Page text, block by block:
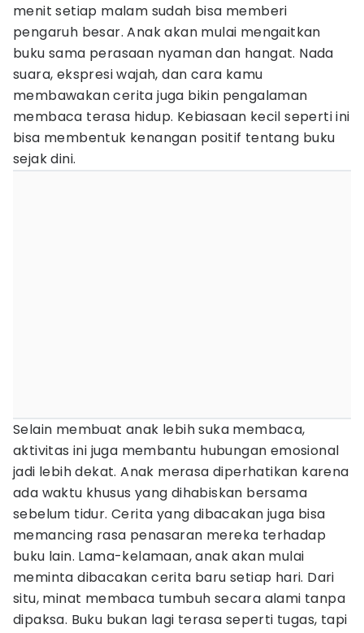
menit setiap malam sudah bisa memberi
pengaruh besar. Anak akan mulai mengaitkan
buku sama perasaan nyaman dan hangat. Nada
suara, ekspresi wajah, dan cara kamu
membawakan cerita juga bikin pengalaman
membaca terasa hidup. Kebiasaan kecil seperti ini
bisa membentuk kenangan positif tentang buku
sejak dini.
Selain membuat anak lebih suka membaca,
aktivitas ini juga membantu hubungan emosional
jadi lebih dekat. Anak merasa diperhatikan karena
ada waktu khusus yang dihabiskan bersama
sebelum tidur. Cerita yang dibacakan juga bisa
memancing rasa penasaran mereka terhadap
buku lain. Lama-kelamaan, anak akan mulai
meminta dibacakan cerita baru setiap hari. Dari
situ, minat membaca tumbuh secara alami tanpa
dipaksa. Buku bukan lagi terasa seperti tugas, tapi